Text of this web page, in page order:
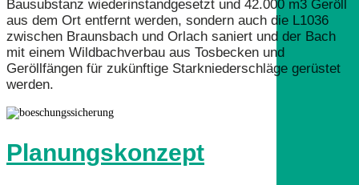
Bausubstanz wiederinstandgesetzt und 42.000 m3 Geröll
aus dem Ort entfernt werden, sondern auch die L1036
zwischen Braunsbach und Orlach saniert und der Bach
mit einem Wildbachverbau aus Tosbecken und
Geröllfängen für zukünftige Starkniederschläge gerüstet
werden.
Planungskonzept